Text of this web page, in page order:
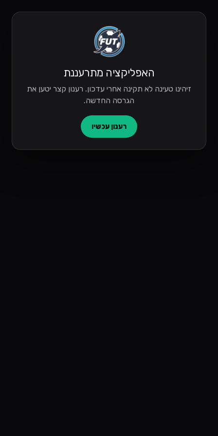
האפליקציה מתרעננת
זיהינו טעינה לא תקינה אחרי עדכון. רענון קצר יטען את
הגרסה החדשה.
רענון עכשיו